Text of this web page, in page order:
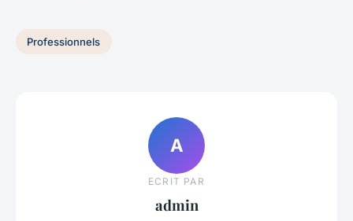
Professionnels
A
ECRIT PAR
admin